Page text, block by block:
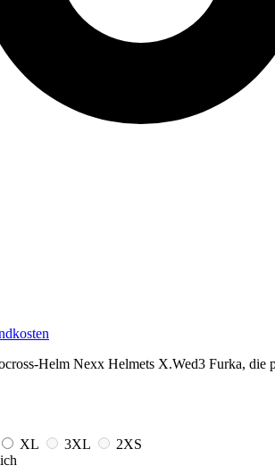
Helm Nexx Helmets X.Wed3 Furka,
XL 3XL
2XS